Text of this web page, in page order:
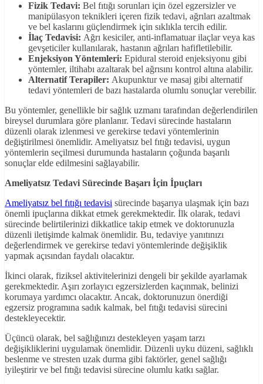
Fizik Tedavi: Bel fıtığı sorunları için özel egzersizler ve
manipülasyon teknikleri içeren fizik tedavi, ağrıları azaltmak
ve bel kaslarını güçlendirmek için sıklıkla tercih edilir.
İlaç Tedavisi: Ağrı kesiciler, anti-inflamatuar ilaçlar veya kas
gevşeticiler kullanılarak, hastanın ağrıları hafifletilebilir.
Enjeksiyon Yöntemleri: Epidural steroid enjeksiyonu gibi
yöntemler, iltihabı azaltarak bel ağrısını kontrol altına alabilir.
Alternatif Terapiler: Akupunktur ve masaj gibi alternatif
tedavi yöntemleri de bazı hastalarda olumlu sonuçlar verebilir.
Bu yöntemler, genellikle bir sağlık uzmanı tarafından değerlendirilen
bireysel durumlara göre planlanır. Tedavi sürecinde hastaların
düzenli olarak izlenmesi ve gerekirse tedavi yöntemlerinin
değiştirilmesi önemlidir. Ameliyatsız bel fıtığı tedavisi, uygun
yöntemlerin seçilmesi durumunda hastaların çoğunda başarılı
sonuçlar elde edilmesini sağlayabilir.
Ameliyatsız Tedavi Sürecinde Başarı İçin İpuçları
Ameliyatsız bel fıtığı tedavisi sürecinde başarıya ulaşmak için bazı
önemli ipuçlarına dikkat etmek gerekmektedir. İlk olarak, tedavi
sürecinde belirtilerinizi dikkatlice takip etmek ve doktorunuzla
düzenli iletişimde kalmak önemlidir. Bu, tedaviye yanıtınızı
değerlendirmek ve gerekirse tedavi yöntemlerinde değişiklik
yapmak açısından faydalı olacaktır.
İkinci olarak, fiziksel aktivitelerinizi dengeli bir şekilde ayarlamak
gerekmektedir. Aşırı zorlayıcı egzersizlerden kaçınmak, belinizi
korumaya yardımcı olacaktır. Ancak, doktorunuzun önerdiği
egzersiz programına sadık kalmak, bel fıtığı tedavisi sürecini
destekleyecektir.
Üçüncü olarak, bel sağlığınızı destekleyen yaşam tarzı
değişikliklerini uygulamak önemlidir. Düzenli uyku düzeni, sağlıklı
beslenme ve stresten uzak durma gibi faktörler, genel sağlığı
iyileştirir ve bel fıtığı tedavisi sürecine olumlu katkı sağlar.